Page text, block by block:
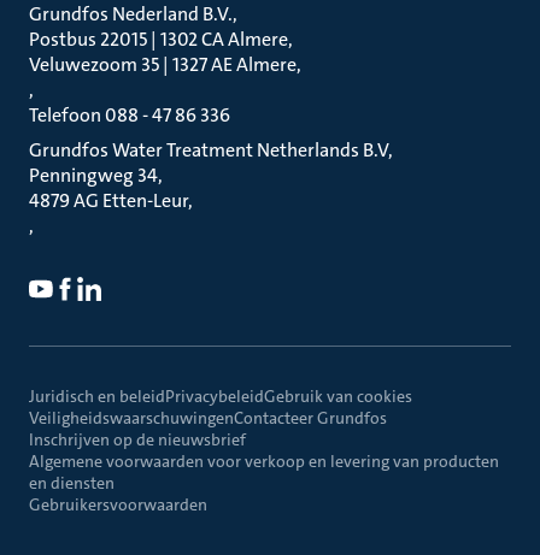
Grundfos Nederland B.V.
Postbus 22015 | 1302 CA Almere
Veluwezoom 35 | 1327 AE Almere
Telefoon 088 - 47 86 336
Grundfos Water Treatment Netherlands B.V
Penningweg 34
4879 AG Etten-Leur
Juridisch en beleidPrivacybeleidGebruik van cookies
VeiligheidswaarschuwingenContacteer Grundfos
Inschrijven op de nieuwsbrief
Algemene voorwaarden voor verkoop en levering van producten
en diensten
Gebruikersvoorwaarden